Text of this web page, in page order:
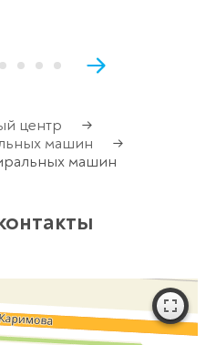
центр
→
машин
→
машин